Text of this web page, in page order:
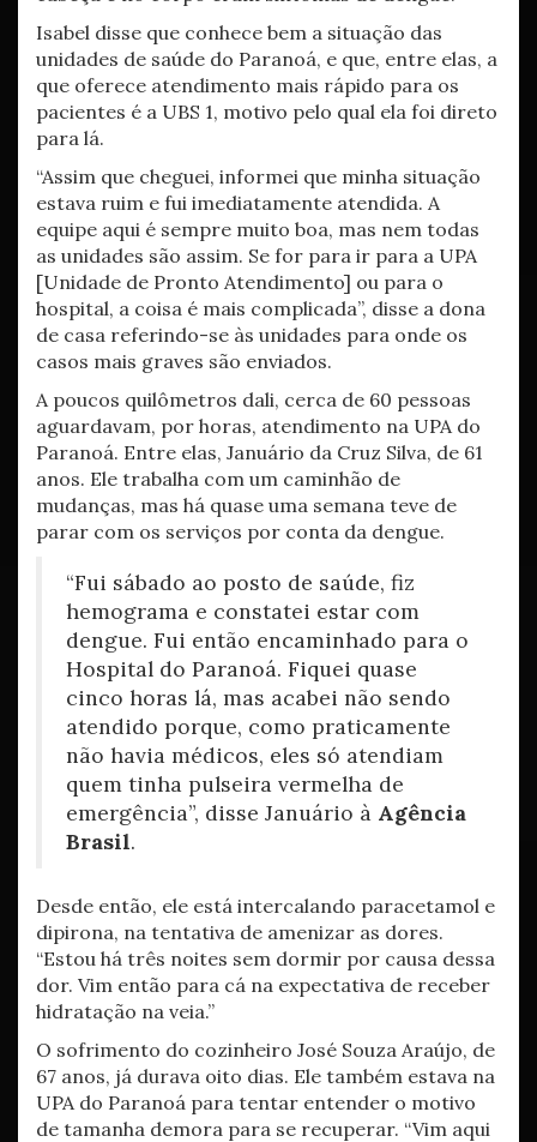
Isabel disse que conhece bem a situação das
unidades de saúde do Paranoá, e que, entre elas, a
que oferece atendimento mais rápido para os
pacientes é a UBS 1, motivo pelo qual ela foi direto
para lá.
“Assim que cheguei, informei que minha situação
estava ruim e fui imediatamente atendida. A
equipe aqui é sempre muito boa, mas nem todas
as unidades são assim. Se for para ir para a UPA
[Unidade de Pronto Atendimento] ou para o
hospital, a coisa é mais complicada”, disse a dona
de casa referindo-se às unidades para onde os
casos mais graves são enviados.
A poucos quilômetros dali, cerca de 60 pessoas
aguardavam, por horas, atendimento na UPA do
Paranoá. Entre elas, Januário da Cruz Silva, de 61
anos. Ele trabalha com um caminhão de
mudanças, mas há quase uma semana teve de
parar com os serviços por conta da dengue.
“Fui sábado ao posto de saúde, fiz
hemograma e constatei estar com
dengue. Fui então encaminhado para o
Hospital do Paranoá. Fiquei quase
cinco horas lá, mas acabei não sendo
atendido porque, como praticamente
não havia médicos, eles só atendiam
quem tinha pulseira vermelha de
emergência”, disse Januário à Agência
Brasil.
Desde então, ele está intercalando paracetamol e
dipirona, na tentativa de amenizar as dores.
“Estou há três noites sem dormir por causa dessa
dor. Vim então para cá na expectativa de receber
hidratação na veia.”
O sofrimento do cozinheiro José Souza Araújo, de
67 anos, já durava oito dias. Ele também estava na
UPA do Paranoá para tentar entender o motivo
de tamanha demora para se recuperar. “Vim aqui